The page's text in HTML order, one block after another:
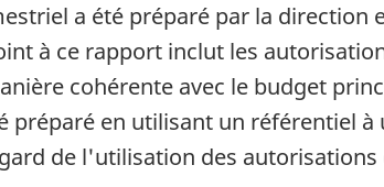
a été préparé par la direction
à ce rapport inclut les
cohérente avec le budget
préparé en utilisant un référentiel
de l'utilisation des autorisations